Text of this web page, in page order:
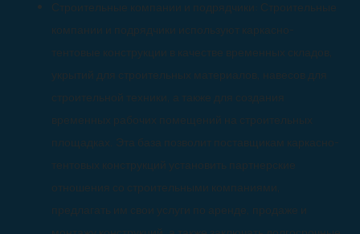
Строительные компании и подрядчики: Строительные
компании и подрядчики используют каркасно-
тентовые конструкции в качестве временных складов,
укрытий для строительных материалов, навесов для
строительной техники, а также для создания
временных рабочих помещений на строительных
площадках. Эта база позволит поставщикам каркасно-
тентовых конструкций установить партнерские
отношения со строительными компаниями,
предлагать им свои услуги по аренде, продаже и